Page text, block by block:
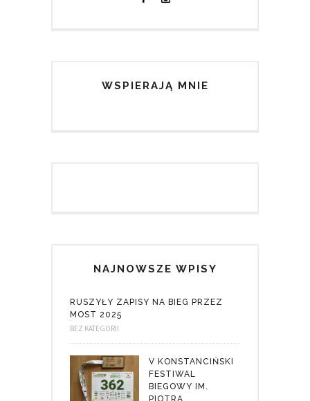
WSPIERAJĄ MNIE
NAJNOWSZE WPISY
RUSZYŁY ZAPISY NA BIEG PRZEZ
MOST 2025
BEZ KATEGORII
V KONSTANCIŃSKI
FESTIWAL
BIEGOWY IM.
PIOTRA